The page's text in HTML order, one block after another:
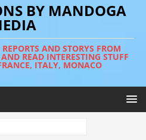
BY MANDOGA
AND STORYS FROM
READ INTERESTING STUFF
ITALY, MONACO